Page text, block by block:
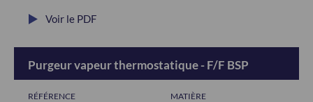
Voir le PDF
Purgeur vapeur thermostatique - F/F BSP
RÉFÉRENCE MATIÈRE